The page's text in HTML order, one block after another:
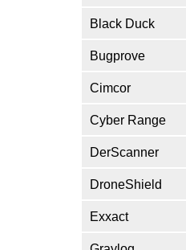
Black Duck
Bugprove
Cimcor
Cyber Range
DerScanner
DroneShield
Exxact